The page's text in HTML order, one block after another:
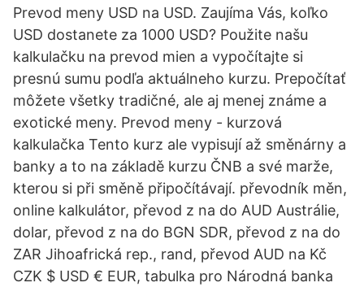
Prevod meny USD na USD. Zaujíma Vás, koľko
USD dostanete za 1000 USD? Použite našu
kalkulačku na prevod mien a vypočítajte si
presnú sumu podľa aktuálneho kurzu. Prepočítať
môžete všetky tradičné, ale aj menej známe a
exotické meny. Prevod meny - kurzová
kalkulačka Tento kurz ale vypisují až směnárny a
banky a to na základě kurzu ČNB a své marže,
kterou si při směně připočítávají. převodník měn,
online kalkulátor, převod z na do AUD Austrálie,
dolar, převod z na do BGN SDR, převod z na do
ZAR Jihoafrická rep., rand, převod AUD na Kč
CZK $ USD € EUR, tabulka pro Národná banka